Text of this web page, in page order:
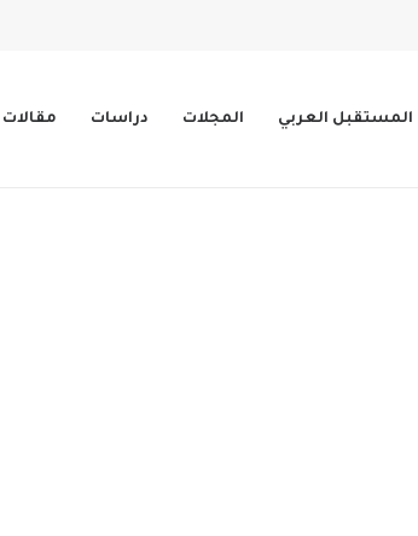
المستقبل العربي المجلات دراسات مقالات